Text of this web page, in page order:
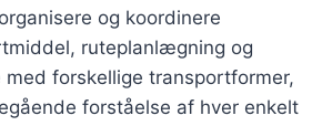
og koordinere
ruteplanlægning og
forskellige transportformer,
forståelse af hver enkelt